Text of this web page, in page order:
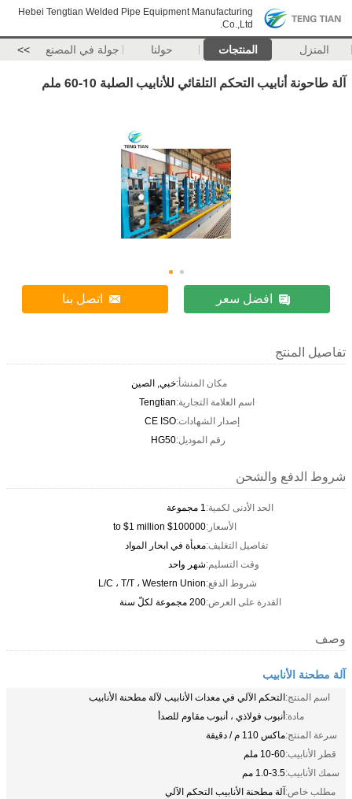
Hebei Tengtian Welded Pipe Equipment Manufacturing
Co.,Ltd.
المنزل المنتجات حولنا جولة في المصنع >>
آلة طاحونة أنابيب التحكم التلقائي للأنابيب الصلبة 10-60 ملم
افضل سعر اتصل بنا
تفاصيل المنتج
مكان المنشأ:خبي, الصين
اسم العلامة التجارية:Tengtian
إصدار الشهادات:CE ISO
رقم الموديل:HG50
شروط الدفع والشحن
الحد الأدنى لكمية:1 مجموعة
الأسعار:$100000 to $1 million
تفاصيل التغليف:معبأة في ابحار المواد
وقت التسليم:شهر واحد
شروط الدفع:L/C ، T/T ، Western Union
القدرة على العرض:200 مجموعة لكلّ سنة
وصف
آلة مطحنة الأنابيب
اسم المنتج:التحكم الآلي في معدات الأنابيب لآلة مطحنة الأنابيب
مادة:أنبوب فولاذي ، أنبوب مقاوم للصدأ
سرعة المنتج:ماكس 110 م / دقيقة
قطر الأنابيب:10-60 ملم
سمك الأنابيب:1.0-3.5 مم
مطلب خاص:آلة مطحنة الأنابيب التحكم الآلي